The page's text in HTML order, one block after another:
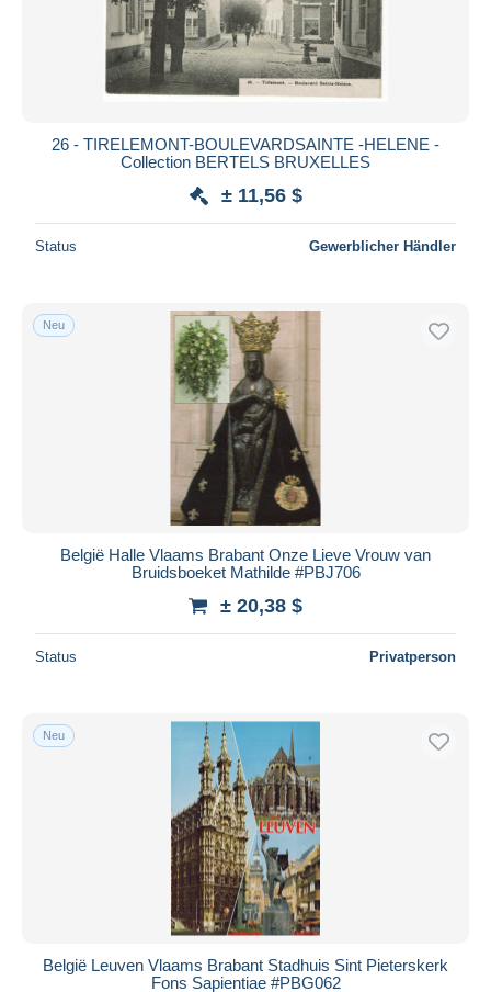
26 - TIRELEMONT-BOULEVARDSAINTE -HELENE -
Collection BERTELS BRUXELLES
± 11,56 $
Status Gewerblicher Händler
Neu
België Halle Vlaams Brabant Onze Lieve Vrouw van
Bruidsboeket Mathilde #PBJ706
± 20,38 $
Status Privatperson
Neu
België Leuven Vlaams Brabant Stadhuis Sint Pieterskerk
Fons Sapientiae #PBG062